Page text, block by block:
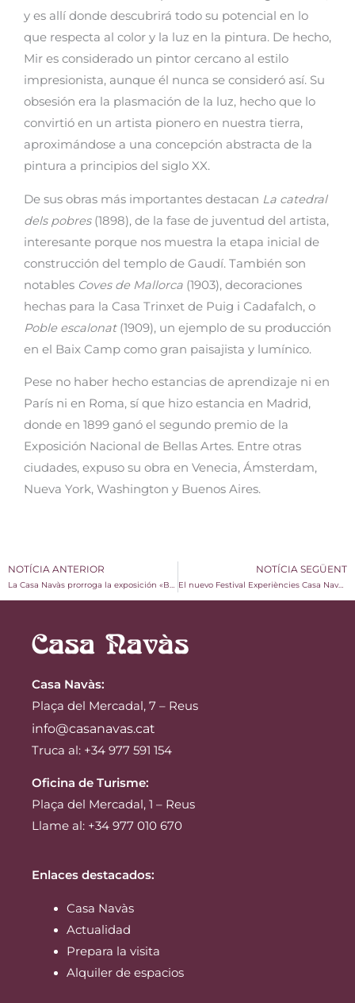
y es allí donde descubrirá todo su potencial en lo
que respecta al color y la luz en la pintura. De hecho,
Mir es considerado un pintor cercano al estilo
impresionista, aunque él nunca se consideró así. Su
obsesión era la plasmación de la luz, hecho que lo
convirtió en un artista pionero en nuestra tierra,
aproximándose a una concepción abstracta de la
pintura a principios del siglo XX.
De sus obras más importantes destacan La catedral
dels pobres(1898), de la fase de juventud del artista,
interesante porque nos muestra la etapa inicial de
construcción del templo de Gaudí. También son
notables Coves de Mallorca (1903), decoraciones
hechas para la Casa Trinxet de Puig i Cadafalch, o
Poble escalonat (1909), un ejemplo de su producción
en el Baix Camp como gran paisajista y lumínico.
Pese no haber hecho estancias de aprendizaje ni en
París ni en Roma, sí que hizo estancia en Madrid,
donde en 1899 ganó el segundo premio de la
Exposición Nacional de Bellas Artes. Entre otras
ciudades, expuso su obra en Venecia, Ámsterdam,
Nueva York, Washington y Buenos Aires.
NOTÍCIA ANTERIOR
La Casa Navàs prorroga la exposición «Barça, «Més que un Club», Montjuïc, «un estadi refugi»» hasta el 7 de marzo
NOTÍCIA SEGÜENT
El nuevo Festival Experiències Casa Navàs apuesta por el talento artístico del territorio
Casa Navàs:
Plaça del Mercadal, 7 – Reus
info@casanavas.cat
Truca al: +34 977 591 154
Oficina de Turisme:
Plaça del Mercadal, 1 – Reus
Llame al: +34 977 010 670
Enlaces destacados:
Casa Navàs
Actualidad
Prepara la visita
Alquiler de espacios